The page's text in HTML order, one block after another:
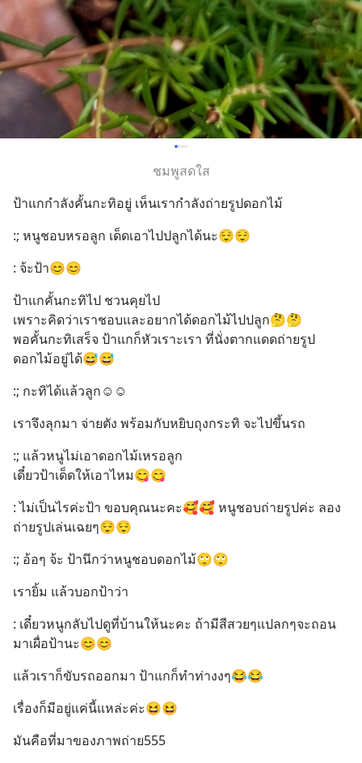
ชมพูสดใส
ป้าแกกำลังคั้นกะทิอยู่ เห็นเรากำลังถ่ายรูปดอกไม้
:; หนูชอบหรอลูก เด็ดเอาไปปลูกได้นะ😌😌
: จ้ะป้า😊😊
ป้าแกคั้นกะทิไป ชวนคุยไป
เพราะคิดว่าเราชอบและอยากได้ดอกไม้ไปปลูก🤔🤔
พอคั้นกะทิเสร็จ ป้าแกก็หัวเราะเรา ที่นั่งตากแดดถ่ายรูป
ดอกไม้อยู่ได้😅😅
:; กะทิได้แล้วลูก☺️☺️
เราจึงลุกมา จ่ายตัง พร้อมกับหยิบถุงกระทิ จะไปขึ้นรถ
:; แล้วหนูไม่เอาดอกไม้เหรอลูก
เดี๋ยวป้าเด็ดให้เอาไหม😋😋
: ไม่เป็นไรค่ะป้า ขอบคุณนะคะ🥰🥰 หนูชอบถ่ายรูปค่ะ ลอง
ถ่ายรูปเล่นเฉยๆ😌😌
:; อ้อๆ จ้ะ ป้านึกว่าหนูชอบดอกไม้🙄🙄
เรายิ้ม แล้วบอกป้าว่า
: เดี๋ยวหนูกลับไปดูที่บ้านให้นะคะ ถ้ามีสีสวยๆแปลกๆจะถอน
มาเผื่อป้านะ😊😊
แล้วเราก็ขับรถออกมา ป้าแกก็ทำท่างงๆ😂😂
เรื่องก็มีอยู่แค่นี้แหล่ะค่ะ😆😆
มันคือที่มาของภาพถ่าย555